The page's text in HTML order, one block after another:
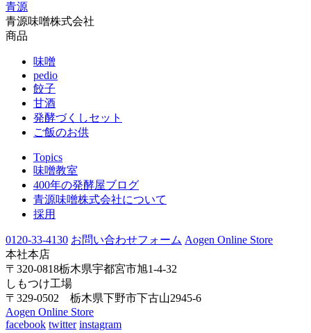
青源
青源味噌株式会社
商品
味噌
pedio
餃子
甘酒
発酵づくしセット
ご飯のお供
Topics
味噌教室
400年の発酵屋ブログ
青源味噌株式会社について
採用
0120-33-4130 お問い合わせフォーム Aogen Online Store
本社本店
〒320-0818栃木県宇都宮市旭1-4-32
しもつけ工場
〒329-0502 栃木県下野市下古山2945-6
Aogen Online Store
facebook twitter instagram